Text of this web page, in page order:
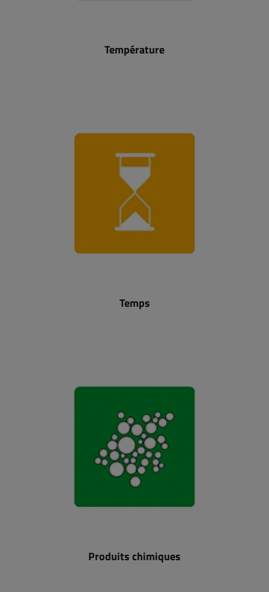
Température
Temps
Produits chimiques